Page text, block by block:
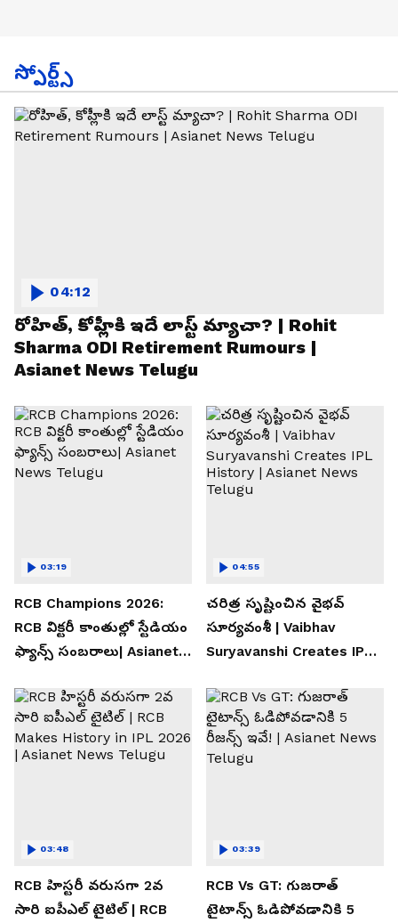
స్పోర్ట్స్
రోహిత్, కోహ్లీకి ఇదే లాస్ట్ మ్యాచా? | Rohit
Sharma ODI Retirement Rumours |
Asianet News Telugu
04:12
RCB Champions 2026:
RCB విక్టరీ కాంతుల్లో స్టేడియం
ఫ్యాన్స్ సంబరాలు| Asianet
03:19
చరిత్ర సృష్టించిన వైభవ్
సూర్యవంశీ | Vaibhav
Suryavanshi Creates IPL
Telugu
04:55
RCB హిస్టరీ వరుసగా 2వ
సారి ఐపీఎల్ టైటిల్ | RCB
03:48
RCB Vs GT: గుజరాత్
టైటాన్స్ ఓడిపోవడానికి 5
03:39